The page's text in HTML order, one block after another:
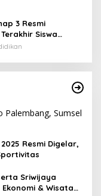
3 Resmi
Siswa
hingga
Resmi Digelar,
Sriwijaya
& Wisata